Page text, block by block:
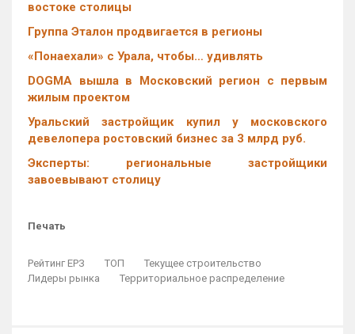
востоке столицы
Группа Эталон продвигается в регионы
«Понаехали» с Урала, чтобы… удивлять
DOGMA вышла в Московский регион с первым
жилым проектом
Уральский застройщик купил у московского
девелопера ростовский бизнес за 3 млрд руб.
Эксперты: региональные застройщики
завоевывают столицу
Печать
Рейтинг ЕРЗ ТОП
Текущее строительство
Лидеры рынка
Территориальное распределение